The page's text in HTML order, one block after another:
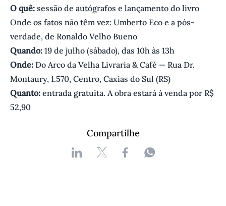
O quê: sessão de autógrafos e lançamento do livro
Onde os fatos não têm vez: Umberto Eco e a pós-
verdade, de Ronaldo Velho Bueno
Quando: 19 de julho (sábado), das 10h às 13h
Onde: Do Arco da Velha Livraria & Café — Rua Dr.
Montaury, 1.570, Centro, Caxias do Sul (RS)
Quanto: entrada gratuita. A obra estará à venda por R$
52,90
Compartilhe